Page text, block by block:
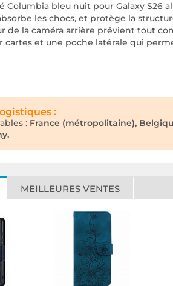
Columbia bleu nuit pour Galaxy
les chocs, et protège la
de la caméra arrière prévient tout
cartes et une poche latérale qui
:
: France (métropolitaine),
MEILLEURES VENTES